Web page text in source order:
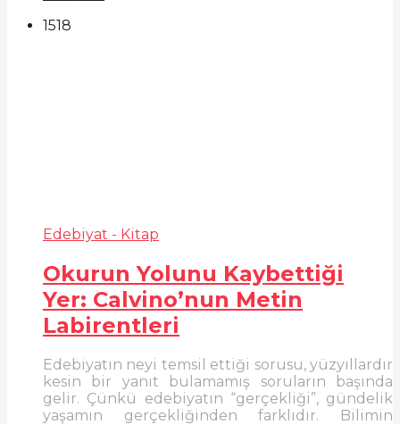
1518
Edebiyat - Kitap
Okurun Yolunu Kaybettiği
Yer: Calvino’nun Metin
Labirentleri
Edebiyatın neyi temsil ettiği sorusu, yüzyıllardır
kesin bir yanıt bulamamış soruların başında
gelir. Çünkü edebiyatın “gerçekliği”, gündelik
yaşamın gerçekliğinden farklıdır. Bilimin